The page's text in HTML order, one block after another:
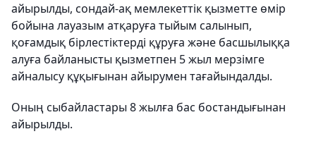
айырылды, сондай-ақ мемлекеттік қызметте өмір
бойына лауазым атқаруға тыйым салынып,
қоғамдық бірлестіктерді құруға және басшылыққа
алуға байланысты қызметпен 5 жыл мерзімге
айналысу құқығынан айырумен тағайындалды.
Оның сыбайластары 8 жылға бас бостандығынан
айырылды.